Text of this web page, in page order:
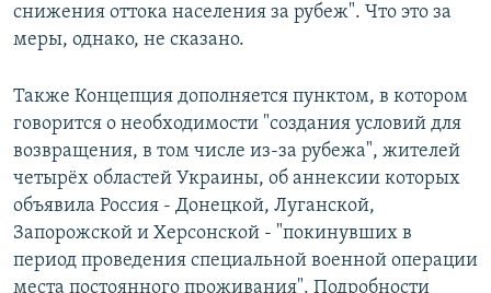
снижения оттока населения за рубеж". Что это за
меры, однако, не сказано.
Также Концепция дополняется пунктом, в котором
говорится о необходимости "создания условий для
возвращения, в том числе из-за рубежа", жителей
четырёх областей Украины, об аннексии которых
объявила Россия - Донецкой, Луганской,
Запорожской и Херсонской - "покинувших в
период проведения специальной военной операции
места постоянного проживания". Подробности